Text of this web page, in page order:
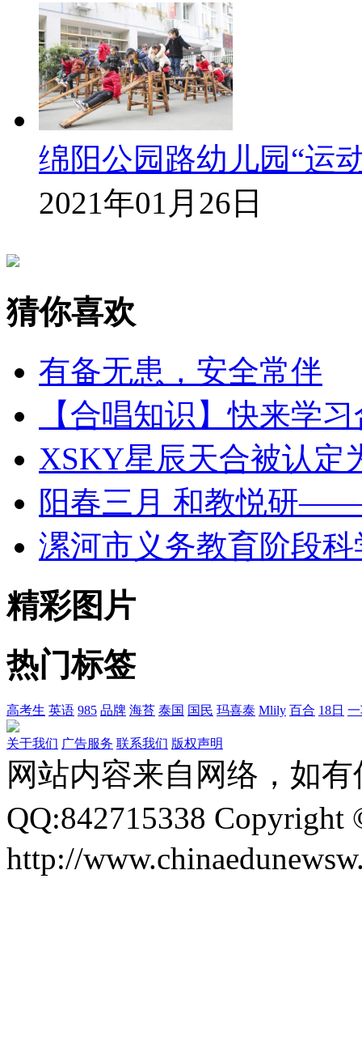
绵阳公园路幼儿园“运
2021年01月26日
猜你喜欢
有备无患，安全常伴
【合唱知识】快来学
XSKY星辰天合被认定
阳春三月 和教悦研
漯河市义务教育阶段
精彩图片
热门标签
高考生 英语 985 品牌 海苔 泰国 国民 玛喜泰 Mlily 百合 18日
关于我们 广告服务 联系我们 版权声明
网站内容来自网络，如
QQ:842715338
http://